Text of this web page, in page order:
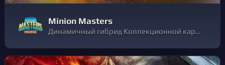
Minion Masters
Динамичный гибрид Коллекционной карточной игры и Башенной защиты. Играй 1 на 1 - или 2 на 2 - и участвуй в динамичных боях наполненных инновационными стратегиями и хитрыми приемами! Собери 200+ карт с уникальными механиками.